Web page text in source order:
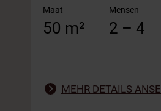
Maat
50 m²
Mensen
2 – 4
MEHR DETAILS